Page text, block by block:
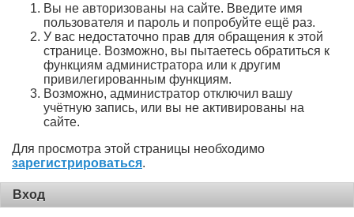
Вы не авторизованы на сайте. Введите имя
пользователя и пароль и попробуйте ещё раз.
У вас недостаточно прав для обращения к этой
странице. Возможно, вы пытаетесь обратиться к
функциям администратора или к другим
привилегированным функциям.
Возможно, администратор отключил вашу
учётную запись, или вы не активированы на
сайте.
Для просмотра этой страницы необходимо
зарегистрироваться.
Вход